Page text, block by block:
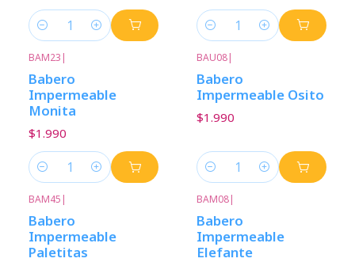
Cantidad Cantidad
BAM23 |
Babero
Impermeable
Monita
$1.990
Cantidad
BAU08|
Babero
Impermeable Osito
$1.990
Cantidad
BAM45 |
Babero
Impermeable
Paletitas
BAM08|
Babero
Impermeable
Elefante